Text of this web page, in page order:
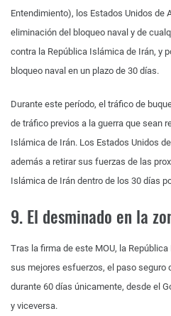
Entendimiento), los Estados Unidos de
eliminación del bloqueo naval y de
contra la República Islámica de Irán, y
bloqueo naval en un plazo de 30 días.
Durante este período, el tráfico de
de tráfico previos a la guerra que sean
Islámica de Irán. Los Estados Unidos
además a retirar sus fuerzas de las
Islámica de Irán dentro de los 30 días
9. El desminado en la
Tras la firma de este MOU, la
sus mejores esfuerzos, el paso
durante 60 días únicamente, desde el
y viceversa.